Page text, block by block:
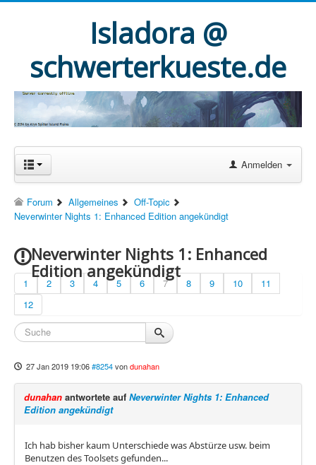
Isladora @
schwerterkueste.de
Anmelden
Forum Allgemeines
Off-Topic
Neverwinter Nights 1: Enhanced Edition angekündigt
Neverwinter Nights 1: Enhanced
Edition angekündigt
1 2 3 4 5 6 7 8 9 10
11
12
27 Jan 2019 19:06#8254vondunahan
dunahan antwortete auf Neverwinter Nights 1: Enhanced
Edition angekündigt
Ich hab bisher kaum Unterschiede was Abstürze usw. beim
Benutzen des Toolsets gefunden...